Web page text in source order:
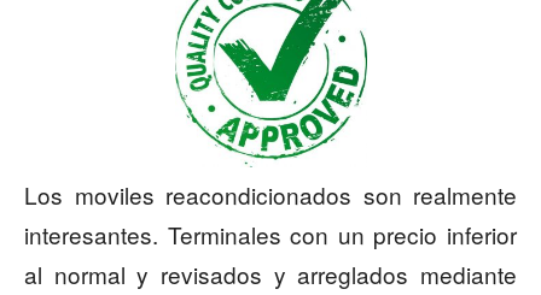
Los moviles reacondicionados son realmente
interesantes. Terminales con un precio inferior
al normal y revisados y arreglados mediante